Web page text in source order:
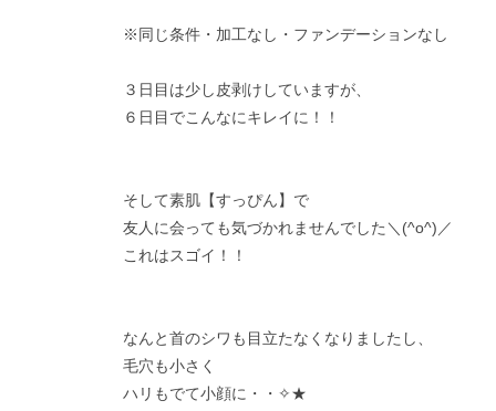
※同じ条件・加工なし・ファンデーションなし
３日目は少し皮剥けしていますが、
６日目でこんなにキレイに！！
そして素肌【すっぴん】で
友人に会っても気づかれませんでした＼(^o^)／
これはスゴイ！！
なんと首のシワも目立たなくなりましたし、
毛穴も小さく
ハリもでて小顔に・・✧★